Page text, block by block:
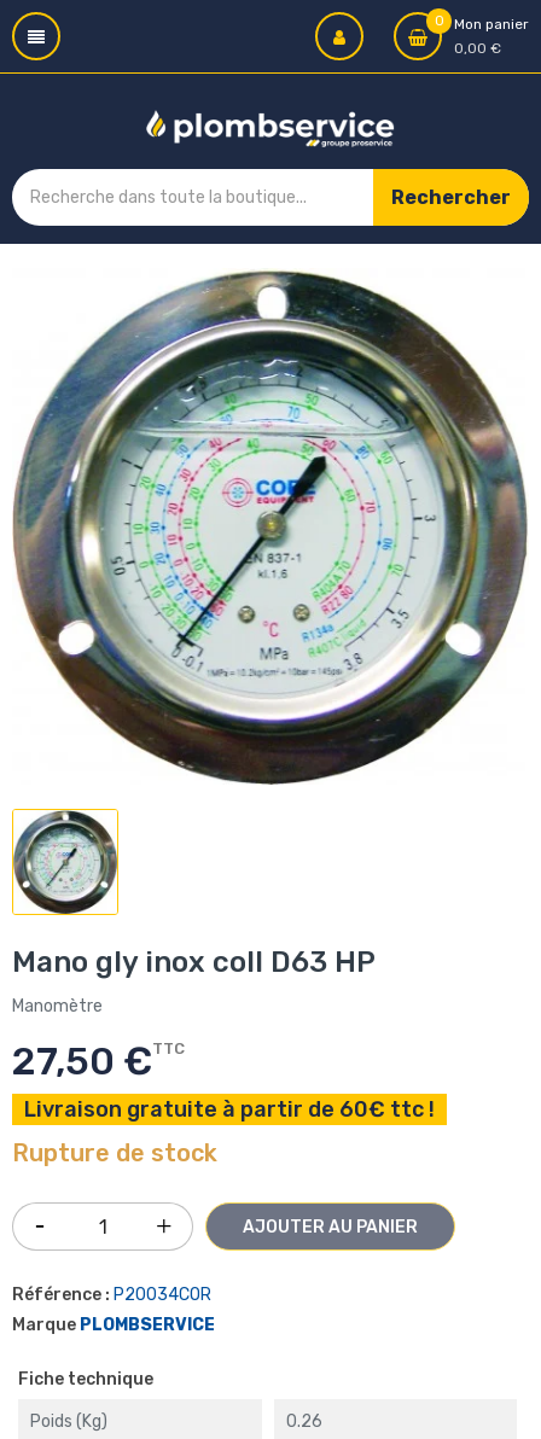
0
Mon panier
0,00 €
Rechercher
Mano gly inox coll D63 HP
Manomètre
27,50 €TTC
Livraison gratuite à partir de 60€ ttc !
Rupture de stock
AJOUTER AU PANIER
Référence : P20034COR
Marque PLOMBSERVICE
Fiche technique
Poids (kg) 0.26